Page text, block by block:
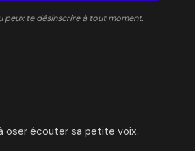
peux te désinscrire à tout moment.
oser écouter sa petite voix.